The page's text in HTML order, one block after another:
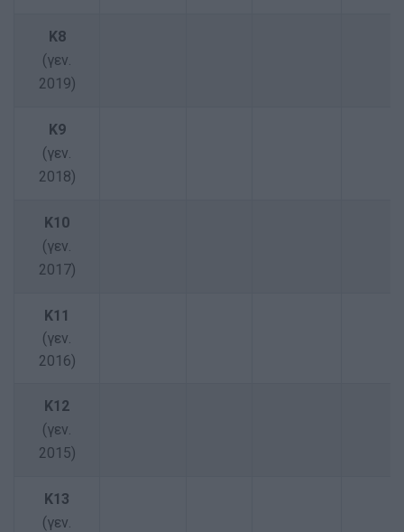
K8
(γεν.
2019)
K9
(γεν.
2018)
Κ10
(γεν.
2017)
Κ11
(γεν.
2016)
Κ12
(γεν.
2015)
K13
(γεν.